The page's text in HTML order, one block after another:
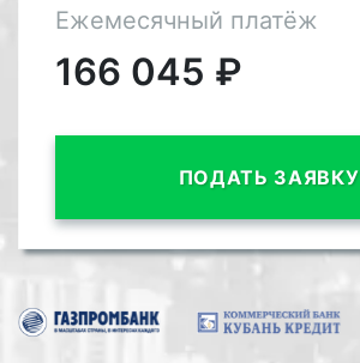
Ежемесячный платёж
166 045 ₽
ПОДАТЬ ЗАЯВКУ